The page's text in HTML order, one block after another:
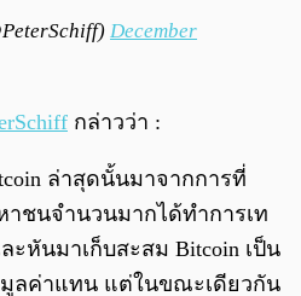
December
กล่าวว่า :
ล่าสุดนั้นมาจากการที่
ชนจำนวนมากได้ทำการเท
ะหันมาเก็บสะสม Bitcoin เป็น
ลค่าแทน แต่ในขณะเดียวกัน